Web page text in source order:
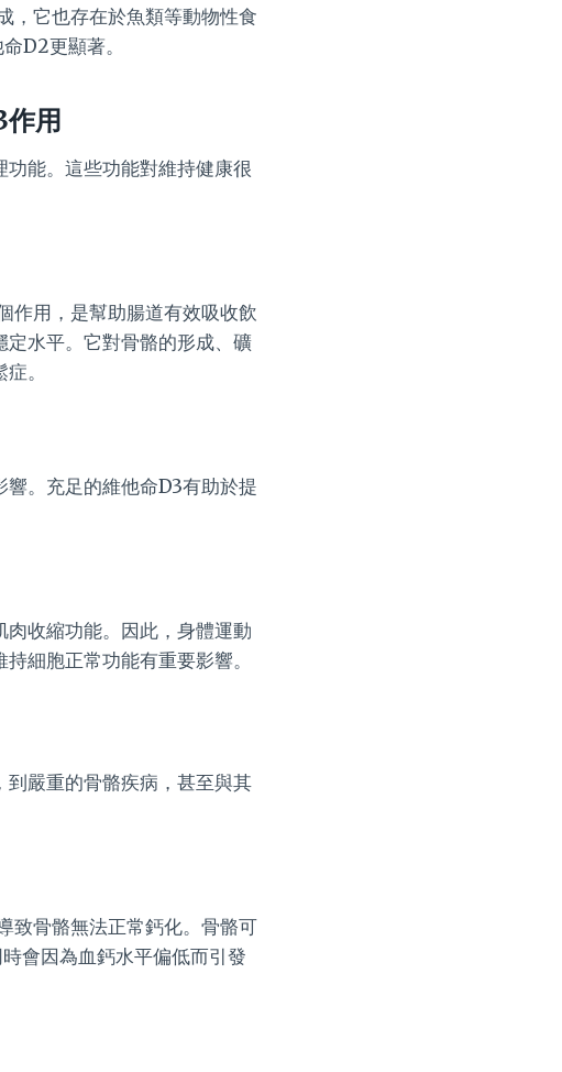
，它也存在於魚類等動物性食
D2更顯著。
作用
能。這些功能對維持健康很
作用，是幫助腸道有效吸收飲
水平。它對骨骼的形成、礦
。
。充足的維他命D3有助於提
收縮功能。因此，身體運動
細胞正常功能有重要影響。
嚴重的骨骼疾病，甚至與其
致骨骼無法正常鈣化。骨骼可
會因為血鈣水平偏低而引發